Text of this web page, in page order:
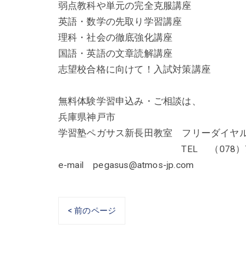
弱点教科や単元の完全克服講座
英語・数学の先取り学習講座
理科・社会の徹底強化講座
国語・英語の文章読解講座
志望校合格に向けて！入試対策講座
無料体験学習申込み・ご相談は、
兵庫県神戸市
学習塾ペガサス新長田教室 フリーダイ
TEL （078）734-
e-mail pegasus@atmos-jp.com
< 前のページ